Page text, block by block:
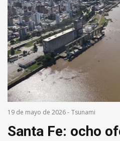
19 de mayo de 2026- Tsunami
Santa Fe: ocho